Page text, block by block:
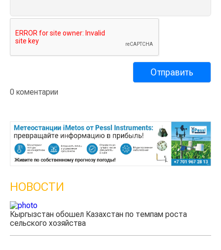
0 коментарии
НОВОСТИ
Кыргызстан обошел Казахстан по темпам роста
сельского хозяйства